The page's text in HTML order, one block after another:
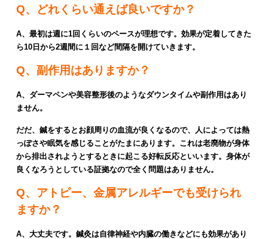
Q、どれくらい通えば良いですか？
A、最初は週に1回くらいのペースが理想です。効果が定着してきた
ら10日から2週間に１回など間隔を開けていきます。
Q、副作用はありますか？
A、ダーマペンや美容整形後のようなダウンタイムや副作用はあり
ません。
だだ、鍼をするとお顔周りの血流が良くなるので、人によっては熱
っぽさや眠気を感じることがたまにあります。これは老廃物が身体
から排出されようとするときに起こる好転反応といいます。身体が
良くなろうとしている証拠なので全く問題はありません。
Q、アトピー、金属アレルギーでも受けられ
ますか？
A、大丈夫です。鍼灸は自律神経や内臓の働きなどにも効果があり